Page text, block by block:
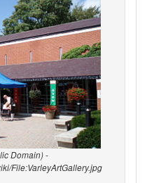
Domain) -
File:VarleyArtGallery.jpg